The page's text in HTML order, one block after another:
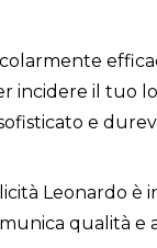
incidere il tuo
e
Leonardo è
qualità